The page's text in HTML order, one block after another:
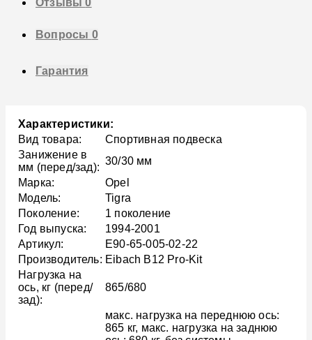
Вопросы 0
Гарантия
Характеристики:
Вид товара:
Спортивная подвеска
Занижение в
мм (перед/зад):
30/30 мм
Марка:
Opel
Модель:
Tigra
Поколение:
1 поколение
Год выпуска:
1994-2001
Артикул:
E90-65-005-02-22
Производитель: Eibach B12 Pro-Kit
Нагрузка на
ось, кг (перед/
зад):
865/680
макс. нагрузка на переднюю ось:
865 кг, макс. нагрузка на заднюю